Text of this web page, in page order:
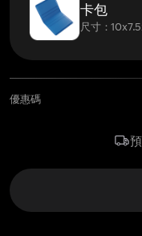
卡包
尺寸：
優惠碼